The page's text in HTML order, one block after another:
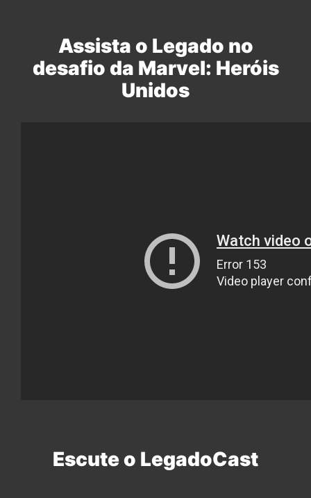
Assista o Legado no
desafio da Marvel: Heróis
Unidos
Escute o LegadoCast